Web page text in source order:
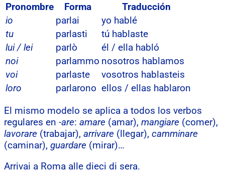
Pronombre
Forma
Traducción
io
parlai
yo hablé
tu
parlasti
tú hablaste
lui / lei
parlò
él / ella habló
noi
parlammo nosotros hablamos
voi
parlaste
vosotros hablasteis
loro
parlarono ellos / ellas hablaron
El mismo modelo se aplica a todos los verbos
regulares en -are: amare (amar), mangiare (comer),
lavorare (trabajar), arrivare (llegar), camminare
(caminar), guardare (mirar)…
Arrivai a Roma alle dieci di sera.